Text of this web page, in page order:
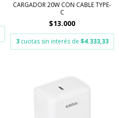
CARGADOR 20W CON CABLE TYPE-
C
$13.000
3 cuotas sin interés de $4.333,33